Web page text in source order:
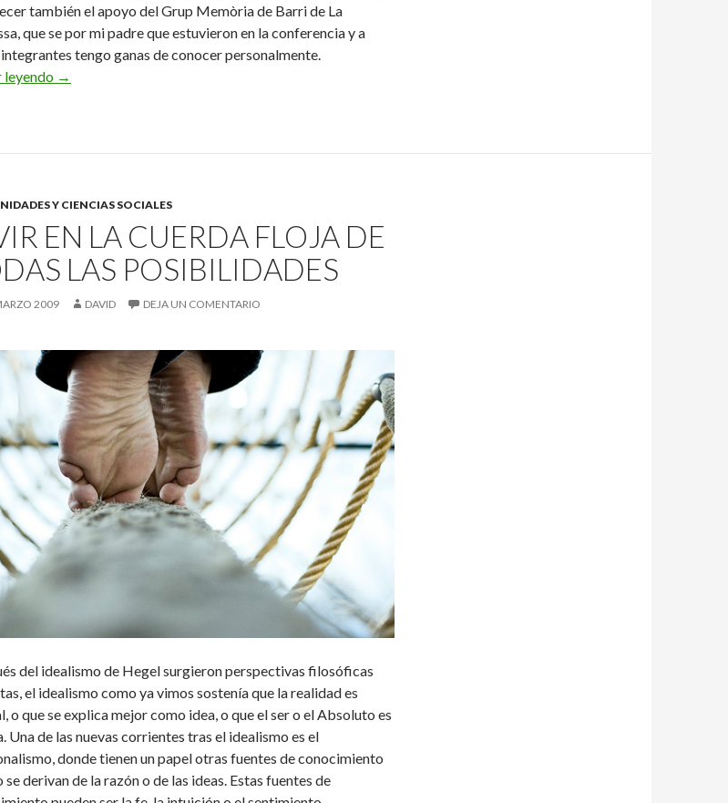
también el apoyo del Grup Memòria de Barri de La
que se por mi padre que estuvieron en la conferencia y a
tengo ganas de conocer personalmente.
leyendo
La Cartoixa i el Castell de Bellvís
→
Y CIENCIAS SOCIALES
EN LA CUERDA FLOJA DE
LAS POSIBILIDADES
2009 DAVID DEJA UN COMENTARIO
del idealismo de Hegel surgieron perspectivas filosóficas
el idealismo como ya vimos sostenía que la realidad es
o que se explica mejor como idea, o que el ser o el Absoluto es
Una de las nuevas corrientes tras el idealismo es el
donde tienen un papel otras fuentes de conocimiento
se derivan de la razón o de las ideas. Estas fuentes de